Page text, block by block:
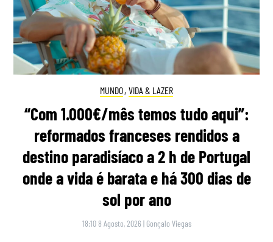
MUNDO, VIDA & LAZER
“Com 1.000€/mês temos tudo aqui”:
reformados franceses rendidos a
destino paradisíaco a 2 h de Portugal
onde a vida é barata e há 300 dias de
sol por ano
18:10 8 Agosto, 2026 | Gonçalo Viegas